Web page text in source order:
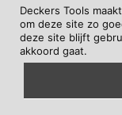
Deckers Tools
om deze site zo
deze site blijft
akkoord gaat.